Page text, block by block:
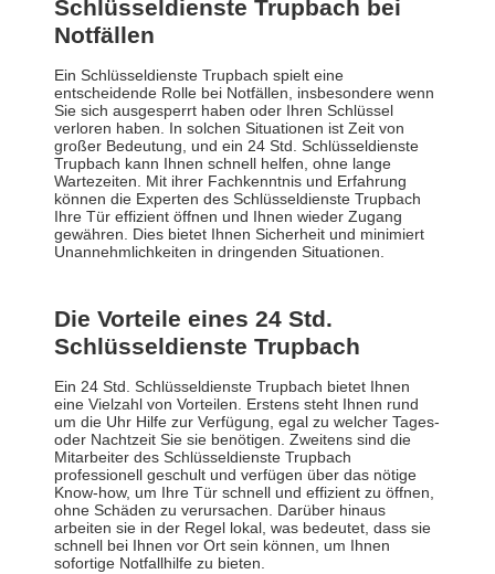
Schlüsseldienste Trupbach bei
Notfällen
Ein Schlüsseldienste Trupbach spielt eine
entscheidende Rolle bei Notfällen, insbesondere wenn
Sie sich ausgesperrt haben oder Ihren Schlüssel
verloren haben. In solchen Situationen ist Zeit von
großer Bedeutung, und ein 24 Std. Schlüsseldienste
Trupbach kann Ihnen schnell helfen, ohne lange
Wartezeiten. Mit ihrer Fachkenntnis und Erfahrung
können die Experten des Schlüsseldienste Trupbach
Ihre Tür effizient öffnen und Ihnen wieder Zugang
gewähren. Dies bietet Ihnen Sicherheit und minimiert
Unannehmlichkeiten in dringenden Situationen.
Die Vorteile eines 24 Std.
Schlüsseldienste Trupbach
Ein 24 Std. Schlüsseldienste Trupbach bietet Ihnen
eine Vielzahl von Vorteilen. Erstens steht Ihnen rund
um die Uhr Hilfe zur Verfügung, egal zu welcher Tages-
oder Nachtzeit Sie sie benötigen. Zweitens sind die
Mitarbeiter des Schlüsseldienste Trupbach
professionell geschult und verfügen über das nötige
Know-how, um Ihre Tür schnell und effizient zu öffnen,
ohne Schäden zu verursachen. Darüber hinaus
arbeiten sie in der Regel lokal, was bedeutet, dass sie
schnell bei Ihnen vor Ort sein können, um Ihnen
sofortige Notfallhilfe zu bieten.